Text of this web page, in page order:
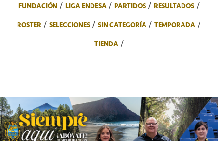
FUNDACIÓN
LIGA ENDESA PARTIDOS
RESULTADOS
ROSTER
SELECCIONES SIN CATEGORÍA
TEMPORADA
TIENDA